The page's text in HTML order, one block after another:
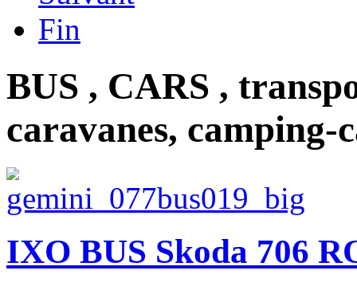
Fin
BUS , CARS ,
caravanes, camping-
IXO BUS Skoda 706